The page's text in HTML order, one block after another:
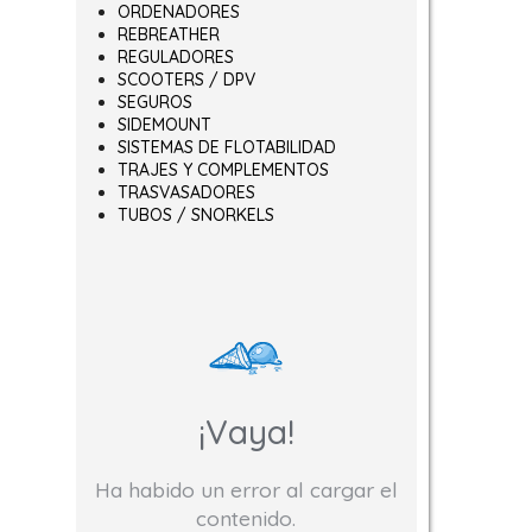
Las opciones se pueden elegir en la página de producto
ORDENADORES
REBREATHER
REGULADORES
SCOOTERS / DPV
SEGUROS
SIDEMOUNT
SISTEMAS DE FLOTABILIDAD
TRAJES Y COMPLEMENTOS
TRASVASADORES
TUBOS / SNORKELS
¡Vaya!
Ha habido un error al cargar el
contenido.